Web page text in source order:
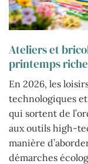
Ateliers et
printemps
En 2026, les
technologiques
qui sortent de
aux outils high-
manière
démarches